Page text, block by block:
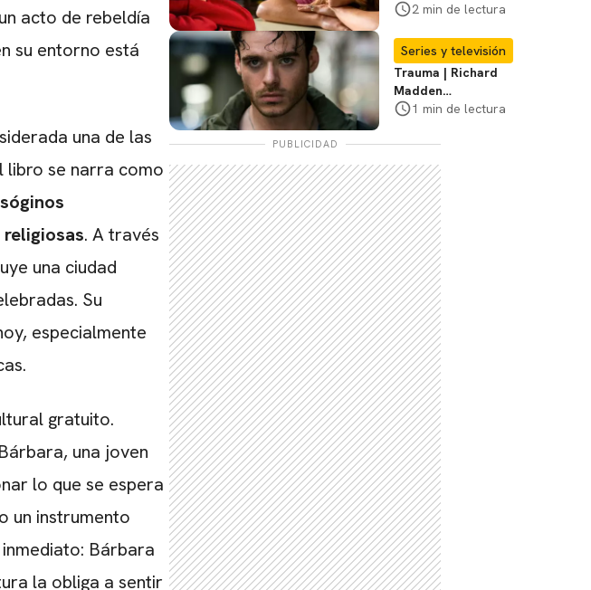
acto de rebeldía
su entorno está
una de las
libro se narra como
. A través
una ciudad
Su
especialmente
gratuito.
una joven
lo que se espera
un instrumento
Bárbara
la obliga a sentir
conectados Annie,
Te explicamos
2 min de lectura
Series y televisión
Trauma | Richard
Madden
protagonizará serie
1 min de lectura
PUBLICIDAD